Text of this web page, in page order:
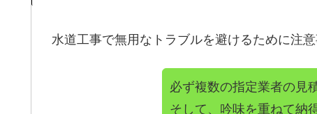
水道工事で無用なトラブルを避けるために注意
必ず複数の指定業者の見
そして、吟味を重ねて納